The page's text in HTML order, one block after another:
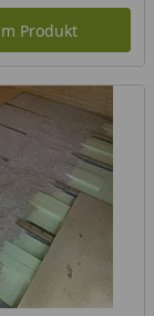
Produkt